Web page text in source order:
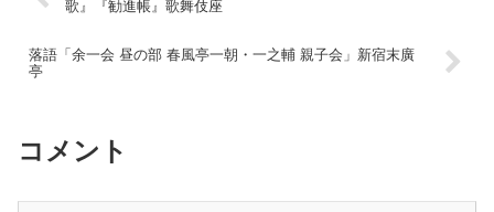
歌』『勧進帳』歌舞伎座
落語「余一会 昼の部 春風亭一朝・一之輔 親子会」新宿末廣
亭
コメント